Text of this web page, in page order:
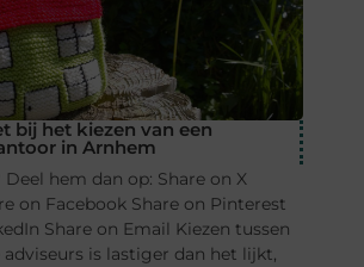
bij het kiezen van een
in Arnhem
hem dan op: Share on X
on Facebook Share on Pinterest
Share on Email Kiezen tussen
is lastiger dan het lijkt,